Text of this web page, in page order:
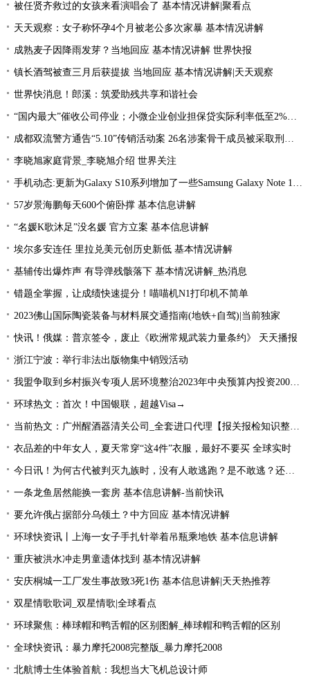
被任贤齐救过的女孩来看演唱会了 基本情况讲解|聚看点
天天观察：女子称怀孕4个月被老公多次家暴 基本情况讲解
成熟麦子因降雨发芽？当地回应 基本情况讲解 世界快报
镇长酒驾被查三月后获提拔 当地回应 基本情况讲解|天天观察
世界快消息！郎溪：筑爱助残共享和谐社会
“国内最大”催收公司停业；小微企业创业担保贷实际利率低至2%左右；趣店、爱财注销小贷牌照丨21消费金融参考-当前看点
成都双流警方通告“5.10”传销活动案 26名涉案骨干成员被采取刑事强制措施 环球热文
李晓旭家庭背景_李晓旭介绍 世界关注
手机动态:更新为Galaxy S10系列增加了一些Samsung Galaxy Note 10功能|环球消息
57岁景海鹏每天600个俯卧撑 基本信息讲解
“名媛K歌沐足”没名媛 官方立案 基本信息讲解
埃尔多安连任 里拉兑美元创历史新低 基本情况讲解
基辅传出爆炸声 有导弹残骸落下 基本情况讲解_热消息
错题全掌握，让成绩快速提分！喵喵机N1打印机不简单
2023佛山国际陶瓷装备与材料展交通指南(地铁+自驾)|当前独家
快讯！俄媒：普京签令，废止《欧洲常规武装力量条约》 天天播报
浙江宁波：举行非法出版物集中销毁活动
我盟争取到乡村振兴专项人居环境整治2023年中央预算内投资2000万元
环球热文：首次！中国银联，超越Visa→
当前热文：广州醒酒器清关公司_全套进口代理【报关报检知识整理】
衣品差的中年女人，夏天常穿“这4件”衣服，最好不要买 全球实时
今日讯！为何古代被判灭九族时，没有人敢逃跑？是不敢逃？还是不能逃
一条龙鱼居然能换一套房 基本信息讲解-当前快讯
要允许俄占据部分乌领土？中方回应 基本情况讲解
环球快资讯丨上海一女子手扎针举着吊瓶乘地铁 基本信息讲解
重庆被洪水冲走男童遗体找到 基本情况讲解
安庆桐城一工厂发生事故致3死1伤 基本信息讲解|天天热推荐
双星情歌歌词_双星情歌|全球看点
环球聚焦：棒球帽和鸭舌帽的区别图解_棒球帽和鸭舌帽的区别
全球快资讯：暴力摩托2008完整版_暴力摩托2008
北航博士生体验首航：我想当大飞机总设计师